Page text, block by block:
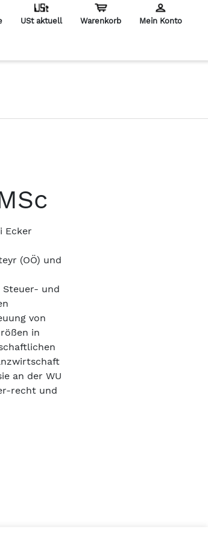
USt aktuell Warenkorb Mein Konto
Ecker
(OÖ) und
Steuer- und
von
in
an der WU
recht und